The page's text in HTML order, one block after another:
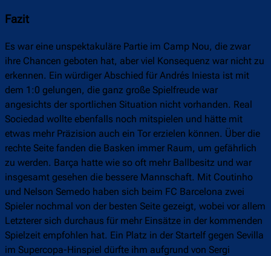
Fazit
Es war eine unspektakuläre Partie im Camp Nou, die zwar
ihre Chancen geboten hat, aber viel Konsequenz war nicht zu
erkennen. Ein würdiger Abschied für Andrés Iniesta ist mit
dem 1:0 gelungen, die ganz große Spielfreude war
angesichts der sportlichen Situation nicht vorhanden. Real
Sociedad wollte ebenfalls noch mitspielen und hätte mit
etwas mehr Präzision auch ein Tor erzielen können. Über die
rechte Seite fanden die Basken immer Raum, um gefährlich
zu werden. Barça hatte wie so oft mehr Ballbesitz und war
insgesamt gesehen die bessere Mannschaft. Mit Coutinho
und Nelson Semedo haben sich beim FC Barcelona zwei
Spieler nochmal von der besten Seite gezeigt, wobei vor allem
Letzterer sich durchaus für mehr Einsätze in der kommenden
Spielzeit empfohlen hat. Ein Platz in der Startelf gegen Sevilla
im Supercopa-Hinspiel dürfte ihm aufgrund von Sergi